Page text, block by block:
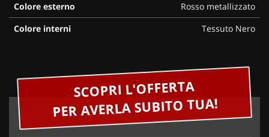
Colore esterno
Rosso metallizzato
Colore interni
Tessuto Nero
SCOPRI L'OFFERTA
PER AVERLA SUBITO TUA!